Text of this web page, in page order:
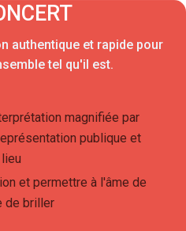
authentique et rapide pour
tel qu 'il est .
magnifiée par
publique et
et permettre à l'âme de
de briller